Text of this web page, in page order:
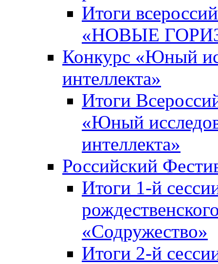
Итоги
«НОВЫЕ
Конкурс «Юный
интеллекта»
Итоги
«Юный
интеллекта»
Российский
Итоги 1-й
«Содружество»
Итоги 2-й